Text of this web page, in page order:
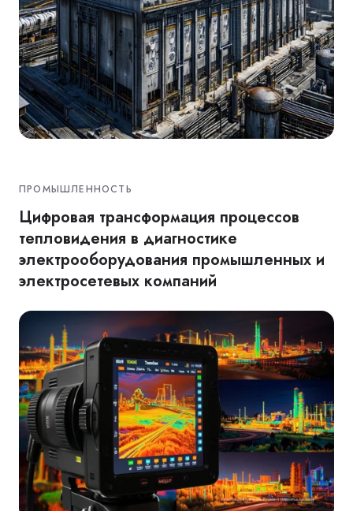
ПРОМЫШЛЕННОСТЬ
Цифровая трансформация процессов
тепловидения в диагностике
электрооборудования промышленных и
электросетевых компаний